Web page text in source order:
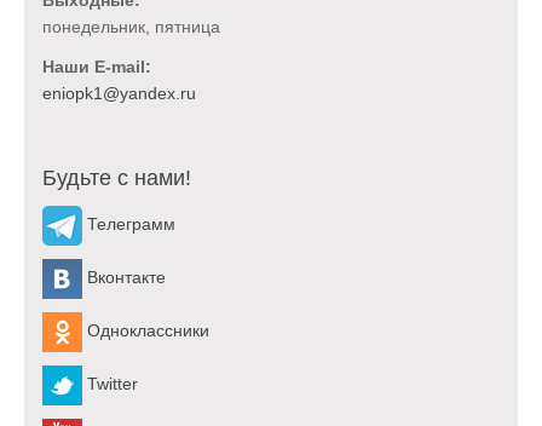
понедельник, пятница
Наши E-mail:
Будьте с нами!
Телеграмм
Вконтакте
Одноклассники
Twitter